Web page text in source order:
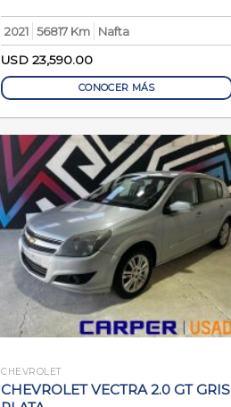
2021 56817 Km
Nafta
USD23,590.00
CONOCER MÁS
CHEVROLET
CHEVROLET VECTRA 2.0 GT GRIS